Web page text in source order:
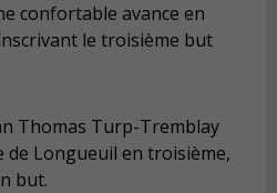
confortable avance en
le troisième but
Thomas Turp-Tremblay
Longueuil en troisième,
but.